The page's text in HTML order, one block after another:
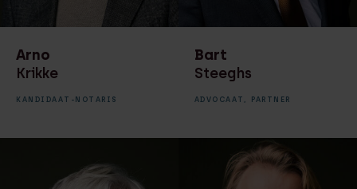
Arno
Krikke
KANDIDAAT-NOTARIS
Bart
Steeghs
ADVOCAAT, PARTNER